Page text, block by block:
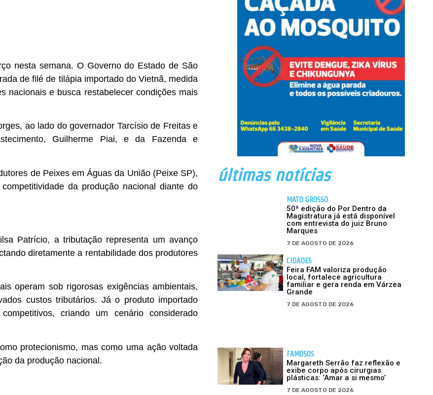
nesta semana. O Governo do Estado de São
de filé de tilápia importado do Vietnã, medida
nacionais e busca restabelecer condições mais
ao lado do governador Tarcísio de Freitas e
Guilherme Piai, e da Fazenda e
de Peixes em Águas da União (Peixe SP),
da produção nacional diante do
Patrício, a tributação representa um avanço
diretamente a rentabilidade dos produtores
operam sob rigorosas exigências ambientais,
custos tributários. Já o produto importado
criando um cenário considerado
protecionismo, mas como uma ação voltada
da produção nacional.
últimas notícias
MATO GROSSO
50ª edição do Por Dentro da
Magistratura já está disponível
com entrevista do juiz Bruno
Marques
7 DE AGOSTO DE 2026
CIDADES
Feira FAM valoriza produção
local, fortalece agricultura
familiar e gera renda em Várzea
Grande
7 DE AGOSTO DE 2026
FAMOSOS
Margareth Serrão faz reflexão e
exibe corpo após cirurgias
plásticas: ‘Amar a si mesmo’
7 DE AGOSTO DE 2026